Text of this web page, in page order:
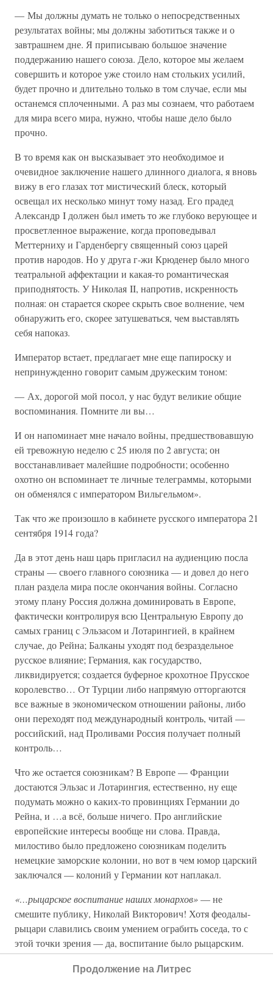
— Мы должны думать не только о непосредственных
результатах войны; мы должны заботиться также и о
завтрашнем дне. Я приписываю большое значение
поддержанию нашего союза. Дело, которое мы желаем
совершить и которое уже стоило нам стольких усилий,
будет прочно и длительно только в том случае, если мы
останемся сплоченными. А раз мы сознаем, что работаем
для мира всего мира, нужно, чтобы наше дело было
прочно.
В то время как он высказывает это необходимое и
очевидное заключение нашего длинного диалога, я вновь
вижу в его глазах тот мистический блеск, который
освещал их несколько минут тому назад. Его прадед
Александр I должен был иметь то же глубоко верующее и
просветленное выражение, когда проповедывал
Меттерниху и Гарденбергу священный союз царей
против народов. Но у друга г-жи Крюденер было много
театральной аффектации и какая-то романтическая
приподнятость. У Николая II, напротив, искренность
полная: он старается скорее скрыть свое волнение, чем
обнаружить его, скорее затушеваться, чем выставлять
себя напоказ.
Император встает, предлагает мне еще папироску и
непринужденно говорит самым дружеским тоном:
— Ах, дорогой мой посол, у нас будут великие общие
воспоминания. Помните ли вы…
И он напоминает мне начало войны, предшествовавшую
ей тревожную неделю с 25 июля по 2 августа; он
восстанавливает малейшие подробности; особенно
охотно он вспоминает те личные телеграммы, которыми
он обменялся с императором Вильгельмом».
Так что же произошло в кабинете русского императора 21
сентября 1914 года?
Да в этот день наш царь пригласил на аудиенцию посла
страны — своего главного союзника — и довел до него
план раздела мира после окончания войны. Согласно
этому плану Россия должна доминировать в Европе,
фактически контролируя всю Центральную Европу до
самых границ с Эльзасом и Лотарингией, в крайнем
случае, до Рейна; Балканы уходят под безраздельное
русское влияние; Германия, как государство,
ликвидируется; создается буферное крохотное Прусское
королевство… От Турции либо напрямую отторгаются
все важные в экономическом отношении районы, либо
они переходят под международный контроль, читай —
российский, над Проливами Россия получает полный
контроль…
Что же остается союзникам? В Европе — Франции
достаются Эльзас и Лотарингия, естественно, ну еще
подумать можно о каких-то провинциях Германии до
Рейна, и …а всё, больше ничего. Про английские
европейские интересы вообще ни слова. Правда,
милостиво было предложено союзникам поделить
немецкие заморские колонии, но вот в чем юмор царский
заключался — колоний у Германии кот наплакал.
«…рыцарское воспитание наших монархов»— не
смешите публику, Николай Викторович! Хотя феодалы-
рыцари славились своим умением ограбить соседа, то с
этой точки зрения — да, воспитание было рыцарским.
И что же сделал Палеолог после этого разговора, как вы
Продолжение на Литрес